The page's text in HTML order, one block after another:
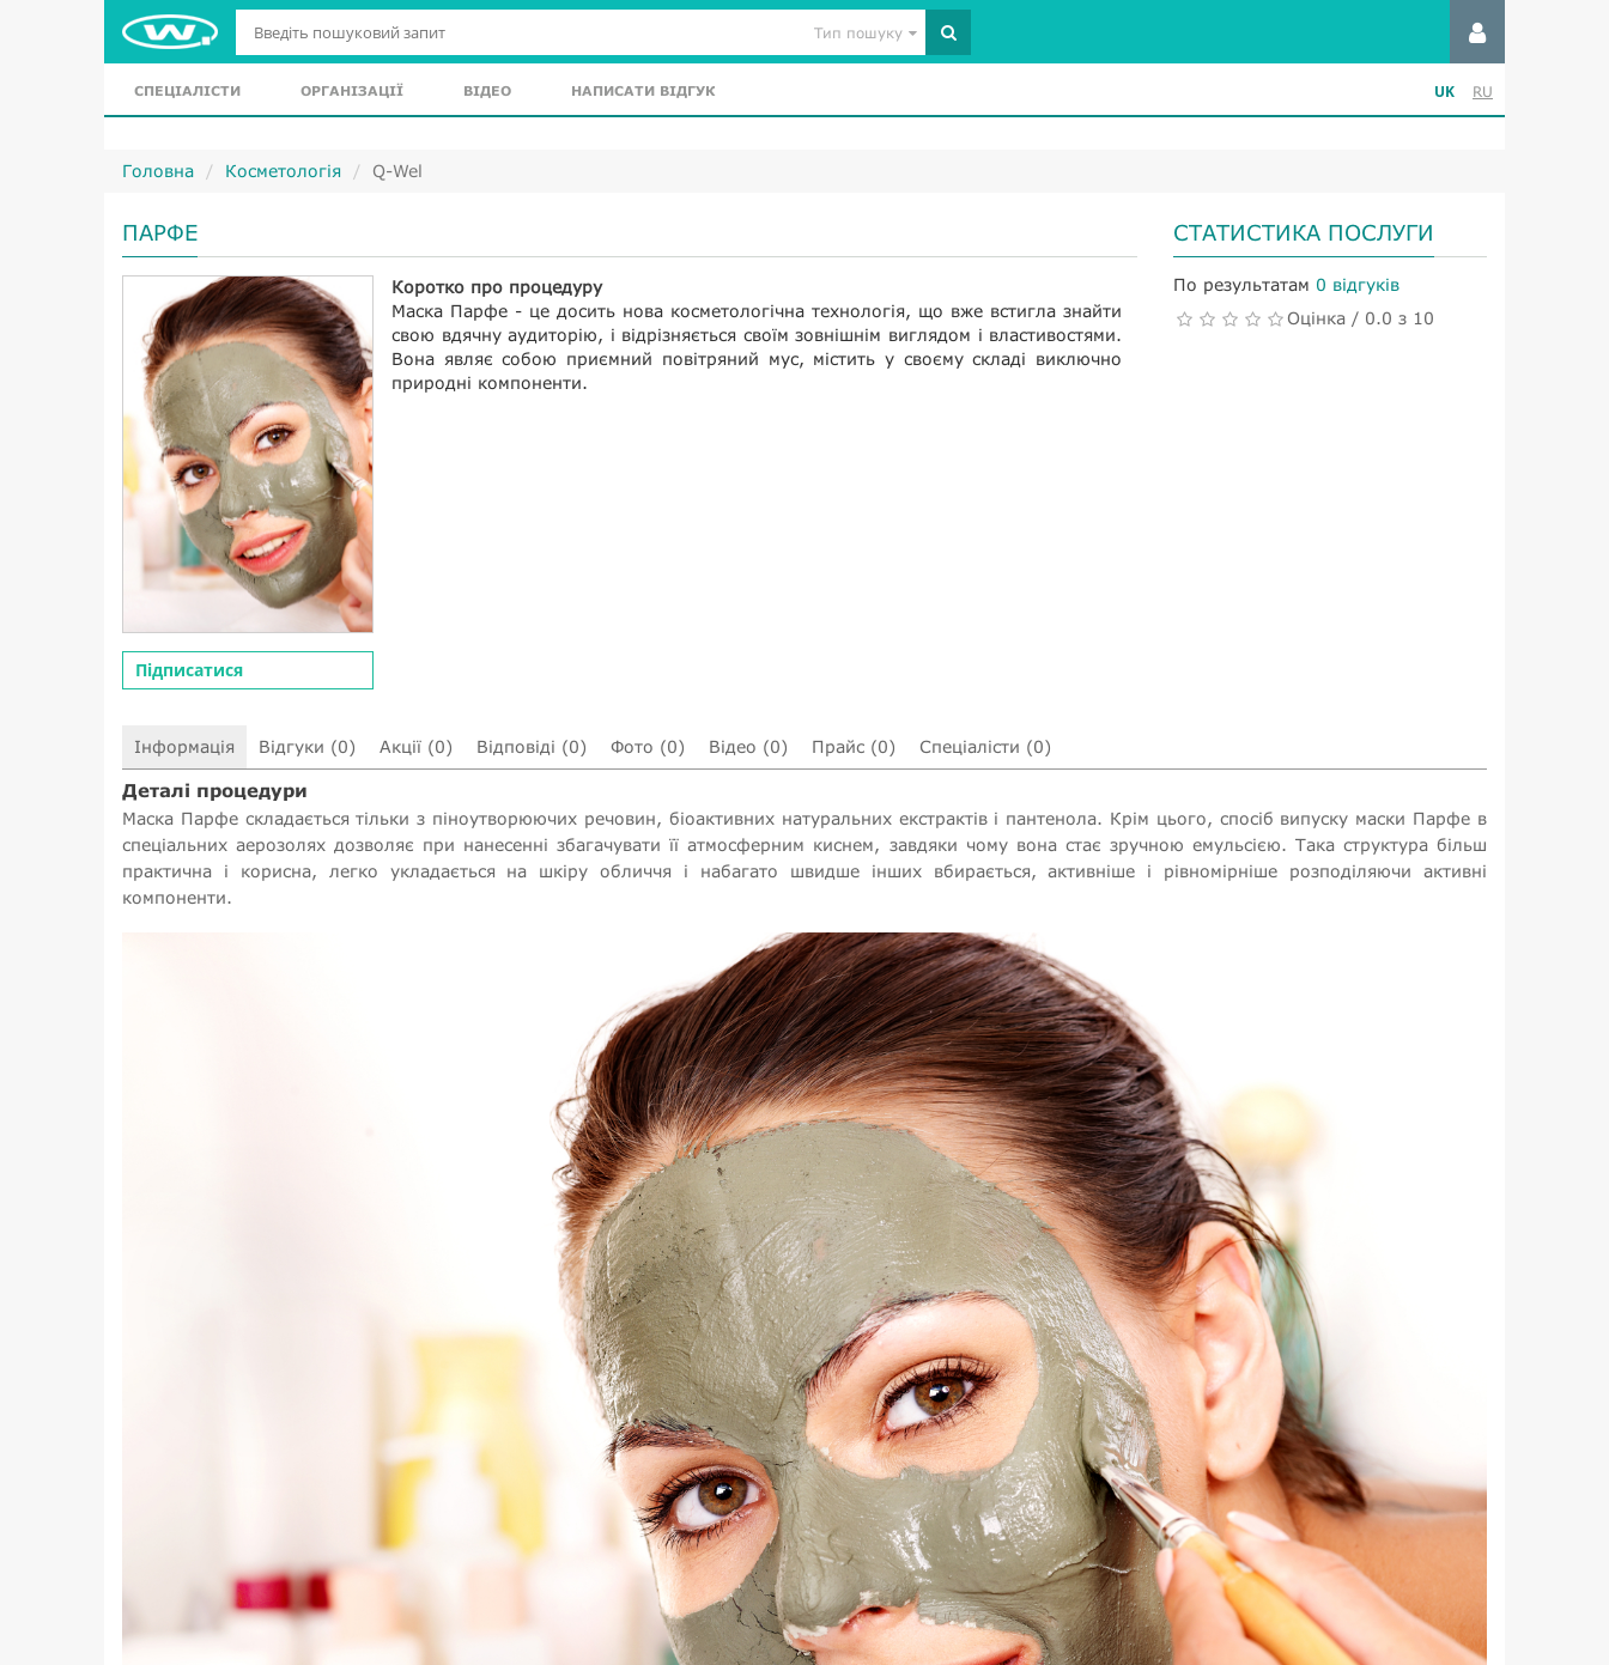
Тип пошуку
СПЕЦІАЛІСТИ ОРГАНІЗАЦІЇ ВІДЕО НАПИСАТИ ВІДГУК UK RU
Головна Косметологія Q-Wel
ПАРФЕ
Підписатися
Коротко про процедуру
Маска Парфе - це досить нова косметологічна технологія, що вже встигла знайти
свою вдячну аудиторію, і відрізняється своїм зовнішнім виглядом і властивостями.
Вона являє собою приємний повітряний мус, містить у своєму складі виключно
природні компоненти.
СТАТИСТИКА ПОСЛУГИ
По результатам 0 відгуків
Оцінка / 0.0 з 10
Інформація Відгуки (0) Акції (0) Відповіді (0) Фото (0) Відео (0) Прайс (0) Спеціалісти (0)
Деталі процедури
Маска Парфе складається тільки з піноутворюючих речовин, біоактивних натуральних екстрактів і пантенола. Крім цього, спосіб випуску маски Парфе в
спеціальних аерозолях дозволяє при нанесенні збагачувати її атмосферним киснем, завдяки чому вона стає зручною емульсією. Така структура більш
практична і корисна, легко укладається на шкіру обличчя і набагато швидше інших вбирається, активніше і рівномірніше розподіляючи активні
компоненти.